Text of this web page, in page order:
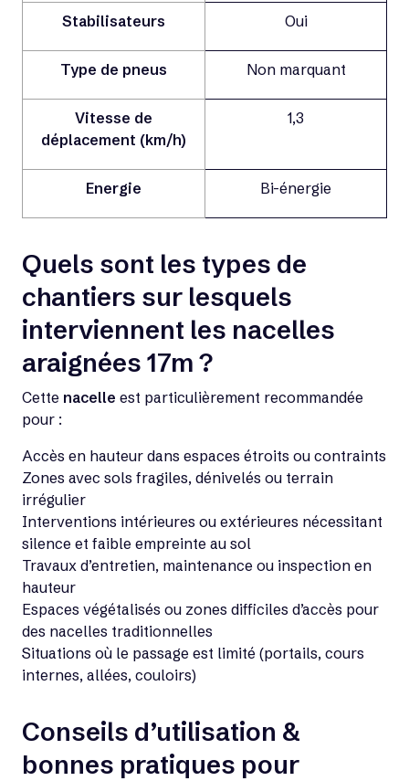
Stabilisateurs Oui
Type de pneus Non marquant
Vitesse de
déplacement (km/h)
1,3
Energie Bi-énergie
Quels sont les types de
chantiers sur lesquels
interviennent les nacelles
araignées 17m ?
Cette nacelle est particulièrement recommandée
pour :
Accès en hauteur dans espaces étroits ou contraints
Zones avec sols fragiles, dénivelés ou terrain
irrégulier
Interventions intérieures ou extérieures nécessitant
silence et faible empreinte au sol
Travaux d’entretien, maintenance ou inspection en
hauteur
Espaces végétalisés ou zones difficiles d’accès pour
des nacelles traditionnelles
Situations où le passage est limité (portails, cours
internes, allées, couloirs)
Conseils d’utilisation &
bonnes pratiques pour